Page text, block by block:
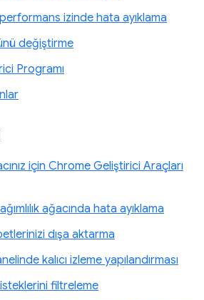
izinde hata ayıklama
değiştirme
Programı
için Chrome Geliştirici Araçları
ağacında hata ayıklama
dışa aktarma
kalıcı izleme yapılandırması
filtreleme